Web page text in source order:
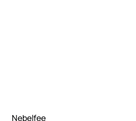
Nebelfee